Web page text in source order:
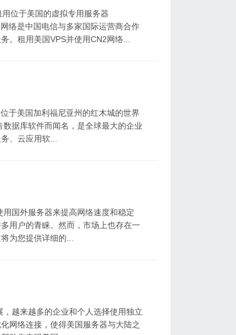
位于美国的虚拟专用服务器
络是中国电信与多家国际运营商合作
。租用美国VPS并使用CN2网络...
于美国加利福尼亚州的红木城的世界
据库软件而闻名，是全球最大的企业
、云应用软...
国外服务器来提高网络速度和稳定
用户的青睐。然而，市场上也存在一
为您提供详细的...
越来越多的企业和个人选择使用独立
网络连接，使得美国服务器与大陆之